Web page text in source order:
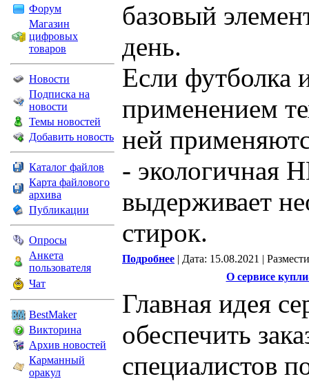
Форум
Магазин
цифровых
товаров
Новости
Подписка на
новости
Темы новостей
Добавить новость
Каталог файлов
Карта файлового
архива
Публикации
Опросы
Анкета
пользователя
Чат
BestMaker
Викторина
Архив новостей
Карманный
оракул
базовый
день.
Если футболка
применением
ней
- экологичная
выдерживает
стирок.
Подробнее | Дата: 15.08.2021 |
О сервисе
Главная идея
обеспечить
специалистов